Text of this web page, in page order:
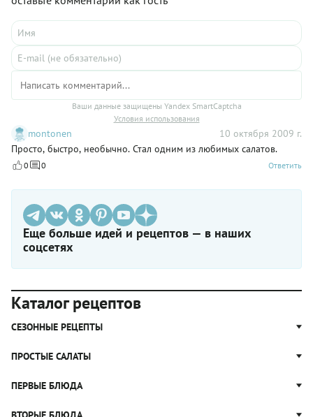
петрушку. Просто так будет еще вкуснее!
Ваши данные защищены Yandex SmartCaptcha
Условия использования
montonen
10 октября 2009 г.
Просто, быстро, необычно. Стал одним из любимых салатов.
0 0 Ответить
Еще больше идей и рецептов — в наших
соцсетях
Каталог рецептов
СЕЗОННЫЕ РЕЦЕПТЫ
Рецепты из капусты
Рецепты с грибами
Яблочные пироги
ПРОСТЫЕ САЛАТЫ
Простые салаты
ПЕРВЫЕ БЛЮДА
Щи